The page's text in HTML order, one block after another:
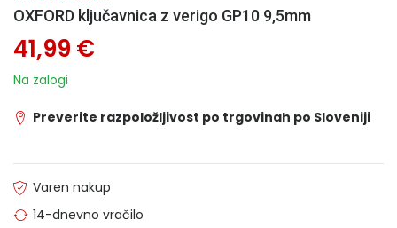
OXFORD ključavnica z verigo GP10 9,5mm
41,99 €
Na zalogi
Preverite razpoložljivost po trgovinah po Sloveniji
Varen nakup
14-dnevno vračilo